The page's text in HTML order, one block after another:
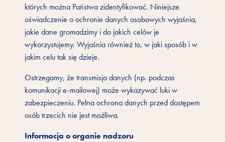
których można Państwa zidentyfikować. Niniejsze
oświadczenie o ochronie danych osobowych wyjaśnia,
jakie dane gromadzimy i do jakich celów je
wykorzystujemy. Wyjaśnia również to, w jaki sposób i w
jakim celu tak się dzieje.
Ostrzegamy, że transmisja danych (np. podczas
komunikacji e-mailowej) może wykazywać luki w
zabezpieczeniu. Pełna ochrona danych przed dostępem
osób trzecich nie jest możliwa.
Informacja o organie nadzoru